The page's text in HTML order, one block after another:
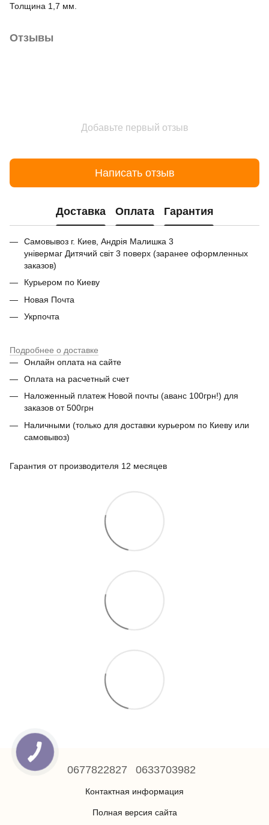
Толщина 1,7 мм.
Отзывы
Добавьте первый отзыв
Написать отзыв
Доставка Оплата Гарантия
Самовывоз г. Киев, Андрія Малишка 3
універмаг Дитячий світ 3 поверх (заранее оформленных
заказов)
Курьером по Киеву
Новая Почта
Укрпочта
Подробнее о доставке
Онлайн оплата на сайте
Оплата на расчетный счет
Наложенный платеж Новой почты (аванс 100грн!) для
заказов от 500грн
Наличными (только для доставки курьером по Киеву или
самовывоз)
Гарантия от производителя 12 месяцев
0677822827 0633703982
Контактная информация
Полная версия сайта